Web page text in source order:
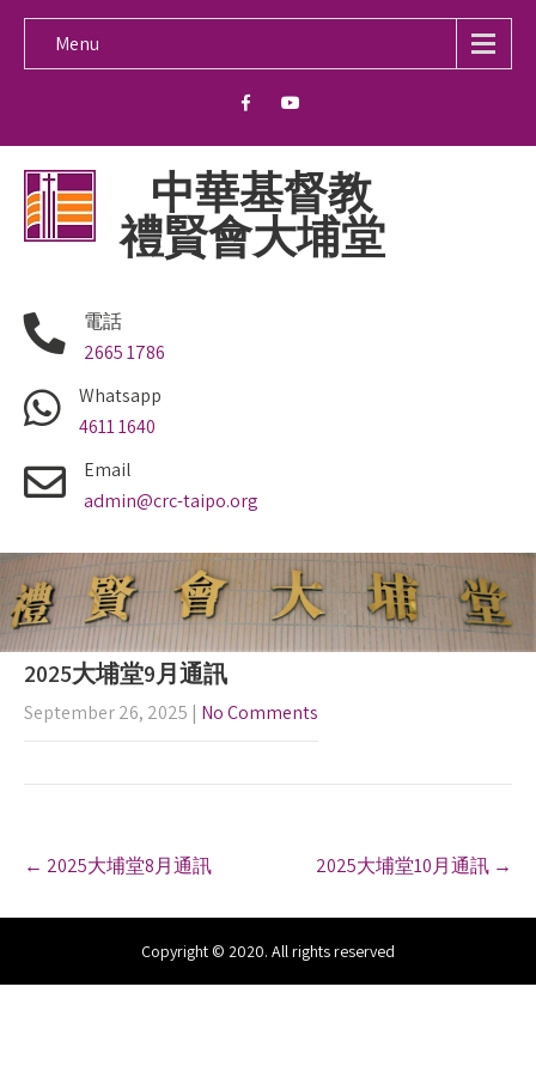
Menu
中華基督教
禮賢會大埔堂
電話
2665 1786
Whatsapp
4611 1640
Email
admin@crc-taipo.org
2025大埔堂9月通訊
September 26, 2025 | No Comments
o
a
← 2025大埔堂8月通訊 2025大埔堂10月通訊 →
Copyright © 2020. All rights reserved